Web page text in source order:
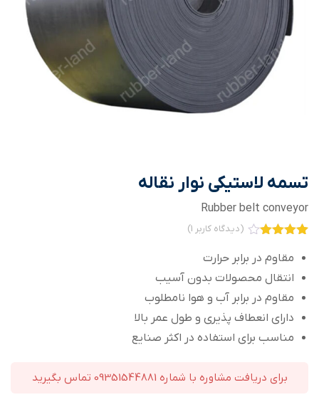
تسمه لاستیکی نوار نقاله
Rubber belt conveyor
4.00
از 5
مشتری
(دیدگاه کاربر 1
)
مقاوم در برابر حرارت
انتقال محصولات بدون آسیب
مقاوم در برابر آب و هوا نامطلوب
دارای انعطاف پذیری و طول عمر بالا
مناسب برای استفاده در اکثر صنایع
برای دریافت مشاوره با شماره 09351544881 تماس بگیرید